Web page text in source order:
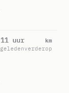
11 uur
geleden
km
verderop